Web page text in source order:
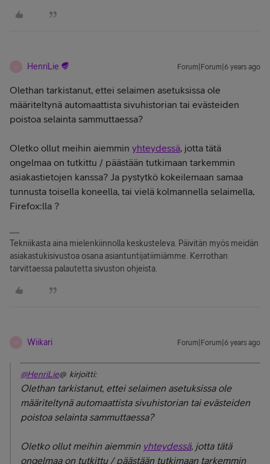
HenriLie Forum|Forum|6 years ago
Olethan tarkistanut, ettei selaimen asetuksissa ole
määriteltynä automaattista sivuhistorian tai evästeiden
poistoa selainta sammuttaessa?
Oletko ollut meihin aiemmin yhteydessä, jotta tätä
ongelmaa on tutkittu / päästään tutkimaan tarkemmin
asiakastietojen kanssa? Ja pystytkö kokeilemaan samaa
tunnusta toisella koneella, tai vielä kolmannella selaimella,
Firefox:lla ?
Tekniikasta aina mielenkiinnolla keskusteleva. Päivitän myös meidän
asiakastukisivustoa osana asiantuntijatiimiämme. Kerrothan
tarvittaessa palautetta sivuston ohjeista.
Wiikari Forum|Forum|6 years ago
@HenriLie@ kirjoitti:
Olethan tarkistanut, ettei selaimen asetuksissa ole
määriteltynä automaattista sivuhistorian tai evästeiden
poistoa selainta sammuttaessa?
Oletko ollut meihin aiemmin yhteydessä, jotta tätä
ongelmaa on tutkittu / päästään tutkimaan tarkemmin